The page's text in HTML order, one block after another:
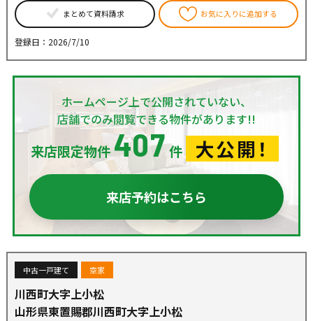
まとめて資料請求 お気に入りに追加する
登録日：2026/7/10
ホームページ上で公開されていない、
店舗でのみ閲覧できる物件があります!!
来店限定物件 407件 大公開！
来店予約はこちら
中古一戸建て 空家
川西町大字上小松
山形県東置賜郡川西町大字上小松